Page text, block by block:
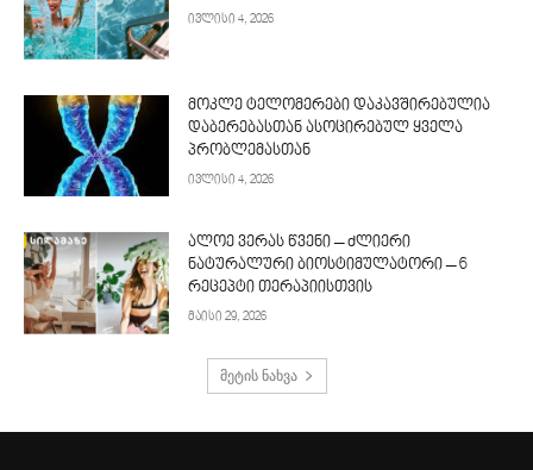
ივლისი 4, 2026
მოკლე ტელომერები დაკავშირებულია
დაბერებასთან ასოცირებულ ყველა
პრობლემასთან
ივლისი 4, 2026
ალოე ვერას წვენი – ძლიერი
ნატურალური ბიოსტიმულატორი – 6
რეცეპტი თერაპიისთვის
მაისი 29, 2026
მეტის ნახვა